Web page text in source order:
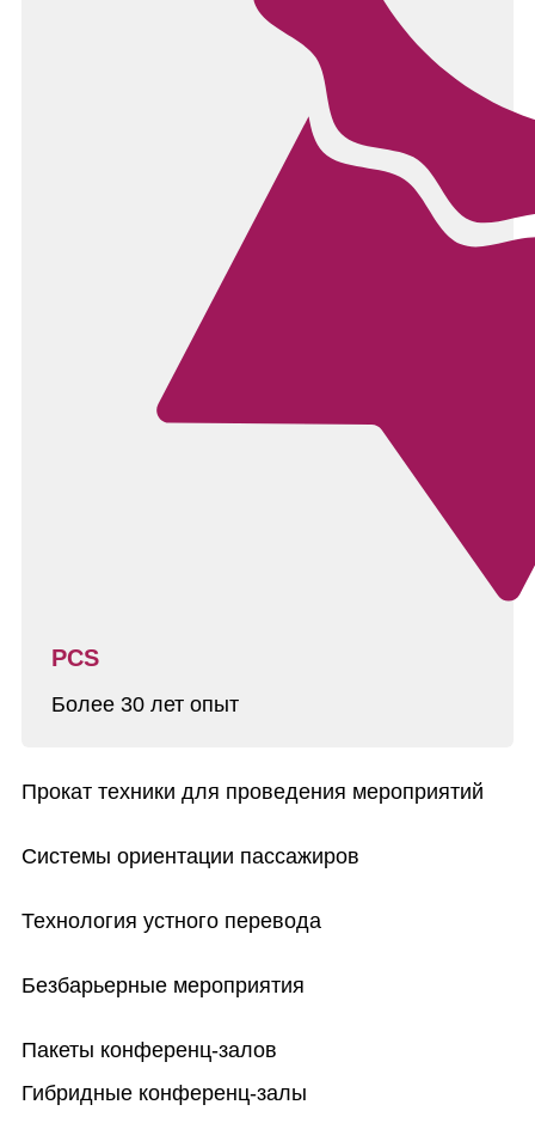
PCS
Более 30 лет опыт
Прокат техники для проведения мероприятий
Системы ориентации пассажиров
Технология устного перевода
Безбарьерные мероприятия
Пакеты конференц-залов
Гибридные конференц-залы